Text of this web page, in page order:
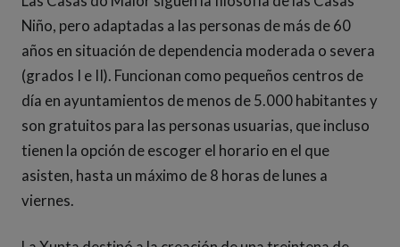
Niño, pero adaptadas a las personas de más de 60
años en situación de dependencia moderada o severa
(grados I e II). Funcionan como pequeños centros de
día en ayuntamientos de menos de 5.000 habitantes y
son gratuitos para las personas usuarias, que incluso
tienen la opción de escoger el horario en el que
asisten, hasta un máximo de 8 horas de lunes a
viernes.